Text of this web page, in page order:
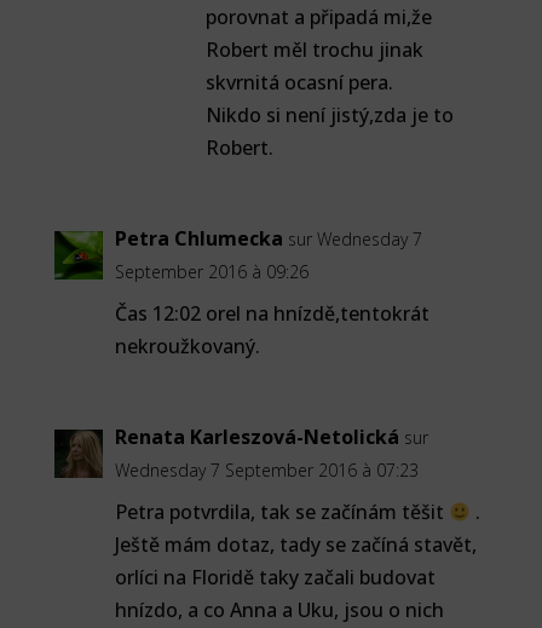
porovnat a připadá mi,že
Robert měl trochu jinak
skvrnitá ocasní pera.
Nikdo si není jistý,zda je to
Robert.
Petra Chlumecka sur Wednesday 7
September 2016 à 09:26
Čas 12:02 orel na hnízdě,tentokrát
nekroužkovaný.
Renata Karleszová-Netolická sur
Wednesday 7 September 2016 à 07:23
Petra potvrdila, tak se začínám těšit
.
Ještě mám dotaz, tady se začíná stavět,
orlíci na Floridě taky začali budovat
hnízdo, a co Anna a Uku, jsou o nich